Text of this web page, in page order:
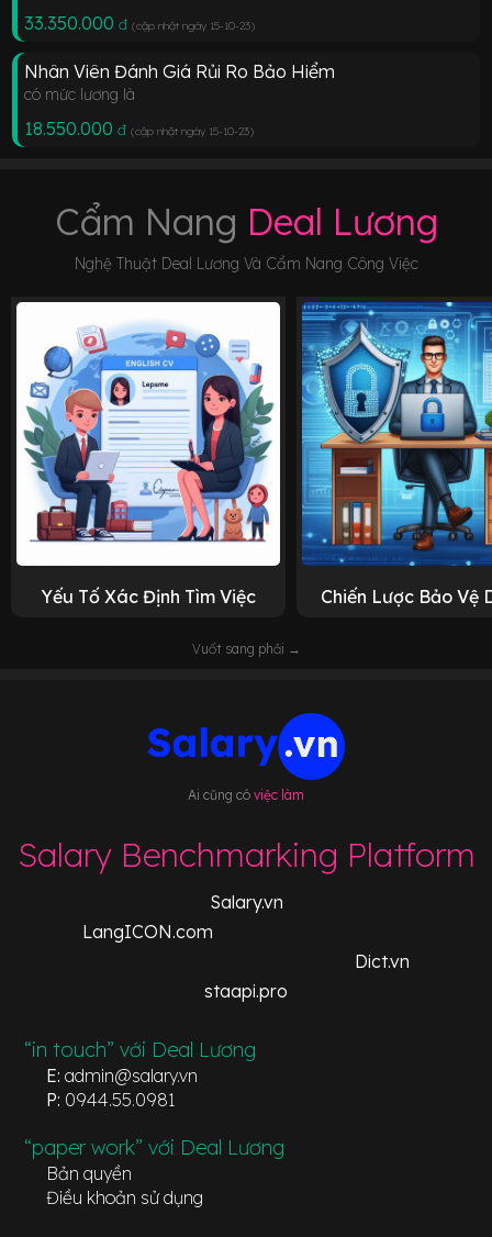
33.350.000 đ (cập nhật ngày 15-10-23)
Nhân Viên Đánh Giá Rủi Ro Bảo Hiểm
có mức lương là
18.550.000 đ (cập nhật ngày 15-10-23)
Cẩm Nang Deal Lương
Nghệ Thuật Deal Lương Và Cẩm Nang Công Việc
Yếu Tố Xác Định Tìm Việc Chiến Lược Bảo Vệ
Vuốt sang phải →
Ai cũng có việc làm
Salary Benchmarking Platform
Salary.vn
LangICON.com
Dict.vn
staapi.pro
“in touch” với Deal Lương
E: admin@salary.vn
P: 0944.55.0981
“paper work” với Deal Lương
Bản quyền
Điều khoản sử dụng